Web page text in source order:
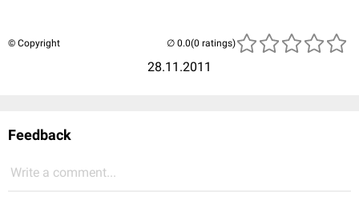
© Copyright
28.11.2011
(0 ratings)
Feedback
Write a comment...